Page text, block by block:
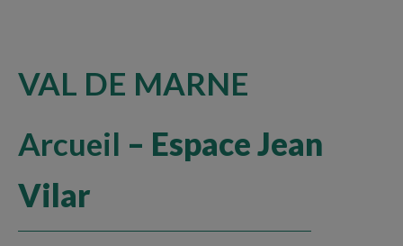
VAL DE MARNE
Arcueil – Espace Jean
Vilar